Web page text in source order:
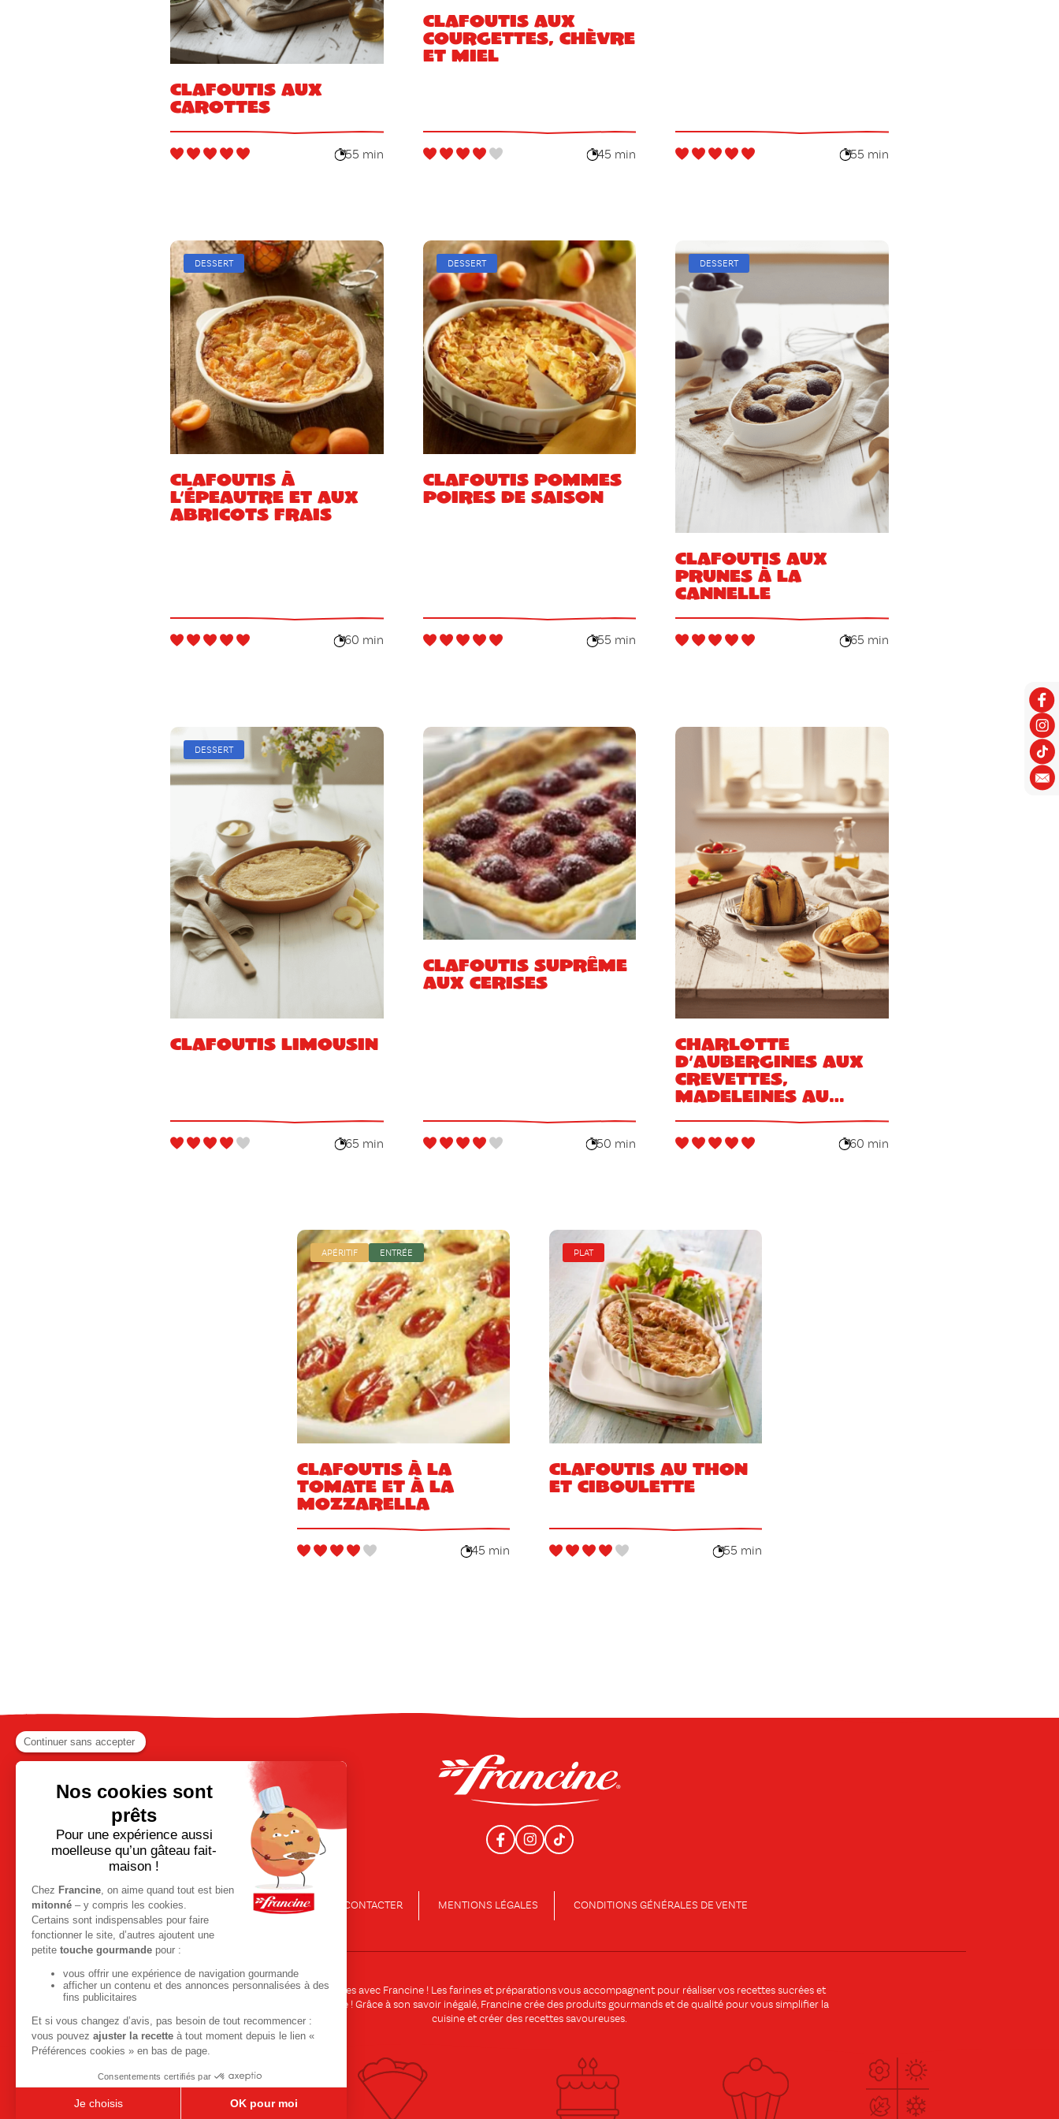
Clafoutis aux
carottes
55 min
Clafoutis aux
courgettes, chèvre
et miel
45 min 55 min
DESSERT
Clafoutis à
l’épeautre et aux
abricots frais
60 min
DESSERT
Clafoutis pommes
poires de saison
55 min
DESSERT
Clafoutis aux
prunes à la
cannelle
65 min
DESSERT
Clafoutis limousin
65 min
Clafoutis suprême
aux cerises
50 min
Charlotte
d’aubergines aux
crevettes,
madeleines au
60 min
APÉRITIF ENTRÉE
Clafoutis à la
tomate et à la
Mozzarella
45 min
PLAT
Clafoutis au thon
et ciboulette
55 min
NOUS CONTACTER MENTIONS LÉGALES CONDITIONS GÉNÉRALES DE VENTE
Cuisinez toutes vos envies avec Francine ! Les farines et préparationsvous accompagnent pour réaliser vos recettes sucrées et
salées en toute simplicité ! Grâce à son savoir inégalé, Francine crée des produits gourmands et de qualité pour vous simplifier la
cuisine et créer des recettes savoureuses.